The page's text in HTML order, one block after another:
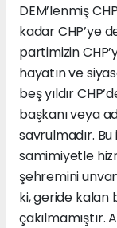
DEM’lenmiş
kadar CHP’ye
partimizin
hayatın ve
beş yıldır
başkanı veya
savrulmadır. Bu
samimiyetle
şehremini
ki, geride kalan
çakılmamıştır.